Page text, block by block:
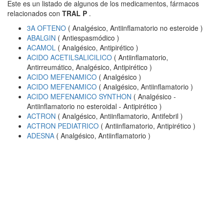
Este es un listado de algunos de los medicamentos, fármacos
relacionados con TRAL P .
3A OFTENO ( Analgésico, Antiinflamatorio no esteroide )
ABALGIN ( Antiespasmódico )
ACAMOL ( Analgésico, Antipirético )
ACIDO ACETILSALICILICO ( Antiinflamatorio,
Antirreumático, Analgésico, Antipirético )
ACIDO MEFENAMICO ( Analgésico )
ACIDO MEFENAMICO ( Analgésico, Antiinflamatorio )
ACIDO MEFENAMICO SYNTHON ( Analgésico -
Antiinflamatorio no esteroidal - Antipirético )
ACTRON ( Analgésico, Antiinflamatorio, Antifebril )
ACTRON PEDIATRICO ( Antiinflamatorio, Antipirético )
ADESNA ( Analgésico, Antiinflamatorio )